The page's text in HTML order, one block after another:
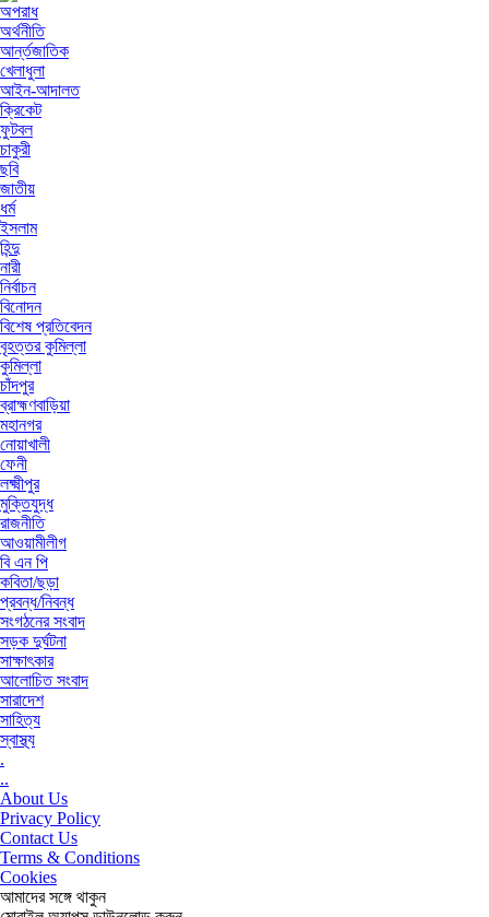
অপরাধ
অর্থনীতি
আর্ন্তজাতিক
খেলাধুলা
আইন-আদালত
ক্রিকেট
ফুটবল
চাকুরী
ছবি
জাতীয়
ধর্ম
ইসলাম
হিন্দু
নারী
নির্বাচন
বিনোদন
বিশেষ প্রতিবেদন
বৃহত্তর কুমিল্লা
কুমিল্লা
চাঁদপুর
ব্রাহ্মণবাড়িয়া
মহানগর
নোয়াখালী
ফেনী
লক্ষ্মীপুর
মুক্তিযুদ্ধ
রাজনীতি
আওয়ামীলীগ
বি এন পি
কবিতা/ছড়া
প্রবন্ধ/নিবন্ধ
সংগঠনের সংবাদ
সড়ক দুর্ঘটনা
সাক্ষাৎকার
আলোচিত সংবাদ
সারাদেশ
সাহিত্য
স্বাস্থ্য
.
..
About Us
Privacy Policy
Contact Us
Terms & Conditions
Cookies
আমাদের সঙ্গে থাকুন